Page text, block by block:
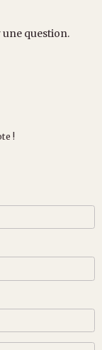
une question.
!